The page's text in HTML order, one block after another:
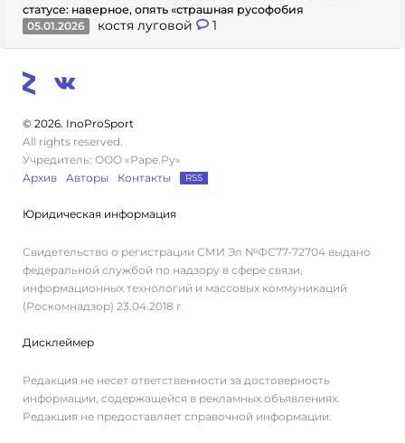
статусе: наверное, опять «страшная русофобия
05.01.2026
костя луговой 1
© 2026. InoProSport
All rights reserved.
Учредитель: ООО «Раре.Ру»
Архив
Авторы Контакты RSS
Юридическая информация
Свидетельство о регистрации СМИ Эл №ФС77-72704 выдано
федеральной службой по надзору в сфере связи,
информационных технологий и массовых коммуникаций
(Роскомнадзор) 23.04.2018 г.
Дисклеймер
Редакция не несет ответственности за достоверность
информации, содержащейся в рекламных объявлениях.
Редакция не предоставляет справочной информации.